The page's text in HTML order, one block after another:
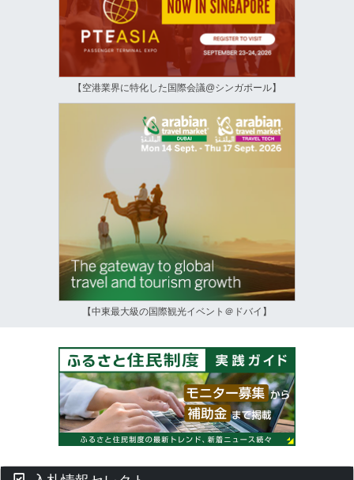
【空港業界に特化した国際会議@シンガポール】
【中東最大級の国際観光イベント＠ドバイ】